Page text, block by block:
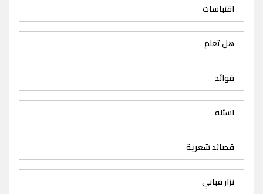
اقتباسات
هل تعلم
فوائد
اسئلة
قصائد شعرية
نزار قباني